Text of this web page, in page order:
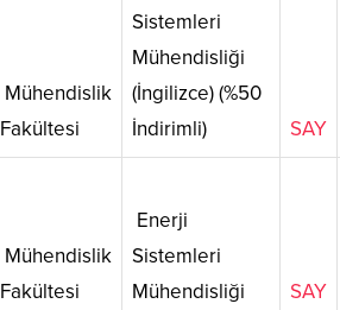
Mühendislik
Fakültesi
Sistemleri
Mühendisliği
(İngilizce) (%50
İndirimli)
SAY
Mühendislik
Fakültesi
Enerji
Sistemleri
Mühendisliği
SAY